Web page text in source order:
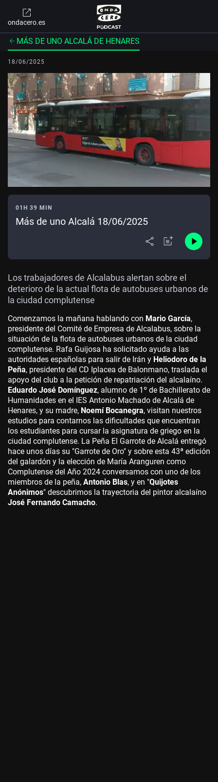
ondacero.es
MÁS DE UNO ALCALÁ DE HENARES
18/06/2025
01H 39 MIN
Más de uno Alcalá 18/06/2025
Los trabajadores de Alcalabus alertan sobre el
deterioro de la actual flota de autobuses urbanos de
la ciudad complutense
Comenzamos la mañana hablando con Mario García,
presidente del Comité de Empresa de Alcalabus, sobre la
situación de la flota de autobuses urbanos de la ciudad
complutense. Rafa Guijosa ha solicitado ayuda a las
autoridades españolas para salir de Irán y Heliodoro de la
Peña, presidente del CD Iplacea de Balonmano, traslada el
apoyo del club a la petición de repatriación del alcalaíno.
Eduardo José Domínguez, alumno de 1º de Bachillerato de
Humanidades en el IES Antonio Machado de Alcalá de
Henares, y su madre, Noemí Bocanegra, visitan nuestros
estudios para contarnos las dificultades que encuentran
los estudiantes para cursar la asignatura de griego en la
ciudad complutense. La Peña El Garrote de Alcalá entregó
hace unos días su "Garrote de Oro" y sobre esta 43ª edición
del galardón y la elección de María Aranguren como
Complutense del Año 2024 conversamos con uno de los
miembros de la peña, Antonio Blas, y en "Quijotes
Anónimos" descubrimos la trayectoria del pintor alcalaíno
José Fernando Camacho.